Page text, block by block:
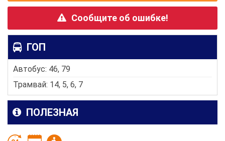
Сообщите об ошибке!
ГОП
Автобус: 46, 79
Трамвай: 14, 5, 6, 7
ПОЛЕЗНАЯ